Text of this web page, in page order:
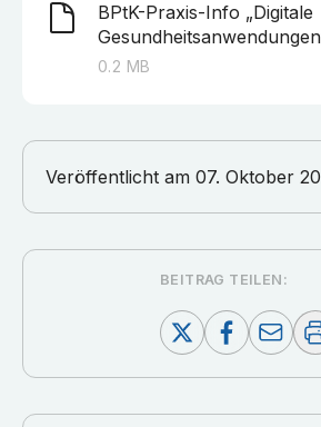
BPtK-Praxis-Info „Digitale
0.2 MB
Veröffentlicht am 07. Oktober
BEITRAG TEILEN: